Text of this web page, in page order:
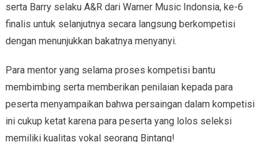
serta Barry selaku A&R dari Warner Music Indonsia, ke-6
finalis untuk selanjutnya secara langsung berkompetisi
dengan menunjukkan bakatnya menyanyi.
Para mentor yang selama proses kompetisi bantu
membimbing serta memberikan penilaian kepada para
peserta menyampaikan bahwa persaingan dalam kompetisi
ini cukup ketat karena para peserta yang lolos seleksi
memiliki kualitas vokal seorang Bintang!